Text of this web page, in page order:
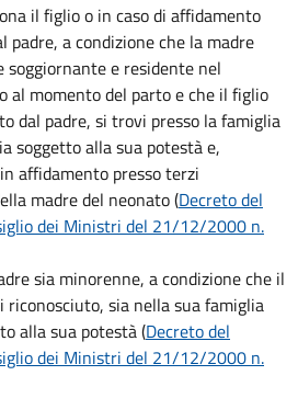
il figlio o in caso di affidamento
padre, a condizione che la madre
e residente nel
al momento del parto e che il figlio
dal padre, si trovi presso la famiglia
soggetto alla sua potestà e,
affidamento presso terzi
madre del neonato (Decreto del
dei Ministri del 21/12/2000 n.
sia minorenne, a condizione che il
sia nella sua famiglia
alla sua potestà (Decreto del
dei Ministri del 21/12/2000 n.